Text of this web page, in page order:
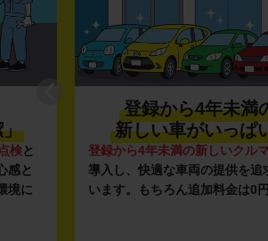
」
検と
感と
境に
登録から4年未満
新しい車がいっぱ
登録から4年未満の新しいクルマ
導入し、快適な車両の提供を追
います。もちろん追加料金は0円